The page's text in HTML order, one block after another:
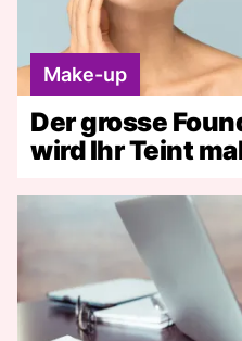
Make-up
Der grosse
wird Ihr Teint